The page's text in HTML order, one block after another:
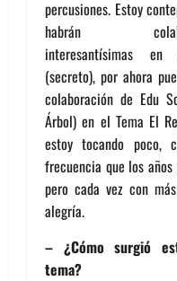
percusiones. Estoy
habrán
interesantísimas
(secreto), por ahora
colaboración de Edu
Árbol) en el Tema El
estoy tocando poco,
frecuencia que los
pero cada vez con
alegría.
– ¿Cómo surgió
tema?